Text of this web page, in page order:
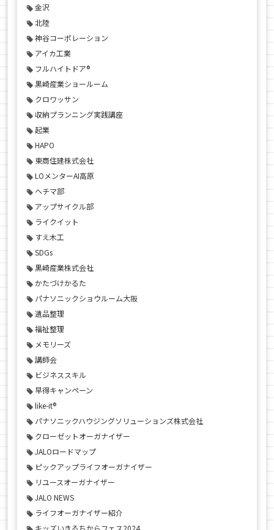
金沢
北陸
神谷コーポレーション
アイカ工業
フルハイトドア®
黒崎産業ショールーム
クロワッサン
収納プランニング実践講座
起業
HAPO
東商住建株式会社
LOメンターAI高原
ヘチマ部
アップサイクル部
ライクイット
すえ木工
SDGs
黒崎産業株式会社
かたづけかるた
パナソニックショウルーム大阪
遺品整理
福祉整理
メモリーズ
講師会
ビジネススキル
早得キャンペーン
like-it®
パナソニックハウジングソリューションズ株式会社
クローゼットオーガナイザー
JALOロードマップ
ピックアップライフオーガナイザー
リユースオーガナイザー
JALO NEWS
ライフオーガナイザー紹介
キッズいきるちからフェス2024